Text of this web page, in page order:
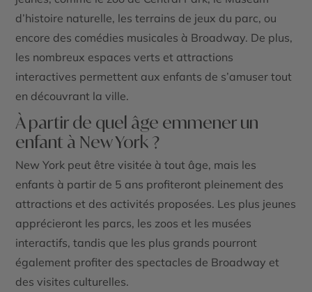
d’histoire naturelle, les terrains de jeux du parc, ou
encore des comédies musicales à Broadway. De plus,
les nombreux espaces verts et attractions
interactives permettent aux enfants de s’amuser tout
en découvrant la ville.
À partir de quel âge emmener un
enfant à New York ?
New York peut être visitée à tout âge, mais les
enfants à partir de 5 ans profiteront pleinement des
attractions et des activités proposées. Les plus jeunes
apprécieront les parcs, les zoos et les musées
interactifs, tandis que les plus grands pourront
également profiter des spectacles de Broadway et
des visites culturelles.